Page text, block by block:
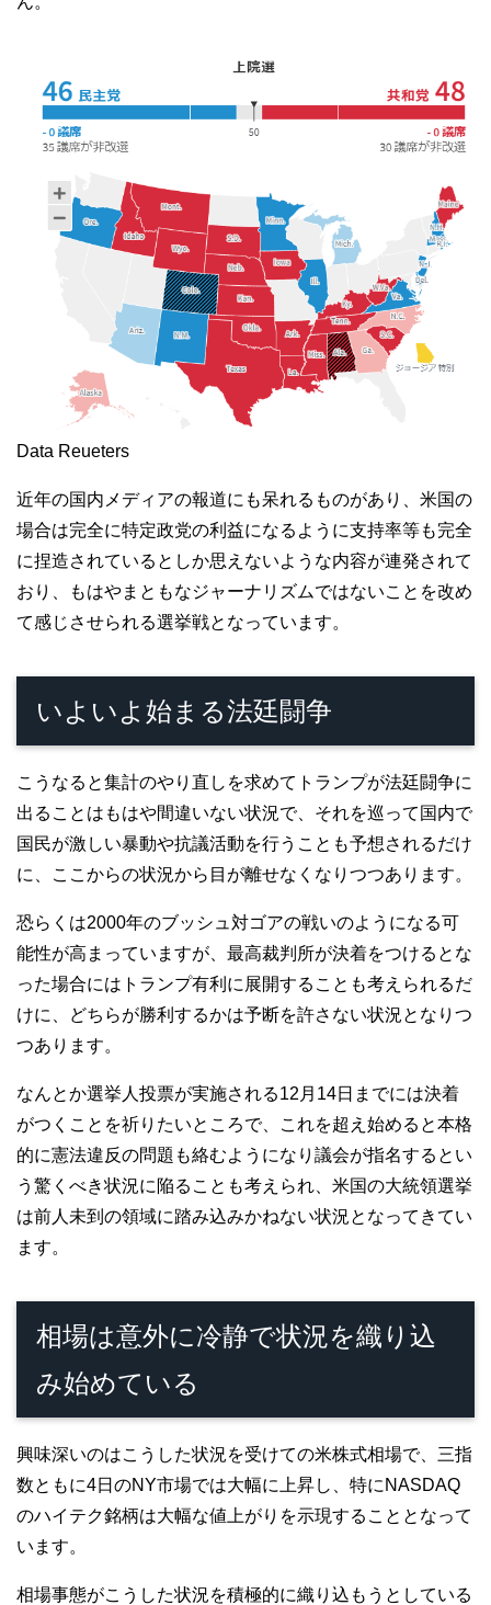
Data Reueters
近年の国内メディアの報道にも呆れるものがあり、米国の
場合は完全に特定政党の利益になるように支持率等も完全
に捏造されているとしか思えないような内容が連発されて
おり、もはやまともなジャーナリズムではないことを改め
て感じさせられる選挙戦となっています。
いよいよ始まる法廷闘争
こうなると集計のやり直しを求めてトランプが法廷闘争に
出ることはもはや間違いない状況で、それを巡って国内で
国民が激しい暴動や抗議活動を行うことも予想されるだけ
に、ここからの状況から目が離せなくなりつつあります。
恐らくは2000年のブッシュ対ゴアの戦いのようになる可
能性が高まっていますが、最高裁判所が決着をつけるとな
った場合にはトランプ有利に展開することも考えられるだ
けに、どちらが勝利するかは予断を許さない状況となりつ
つあります。
なんとか選挙人投票が実施される12月14日までには決着
がつくことを祈りたいところで、これを超え始めると本格
的に憲法違反の問題も絡むようになり議会が指名するとい
う驚くべき状況に陥ることも考えられ、米国の大統領選挙
は前人未到の領域に踏み込みかねない状況となってきてい
ます。
相場は意外に冷静で状況を織り込
み始めている
興味深いのはこうした状況を受けての米株式相場で、三指
数ともに4日のNY市場では大幅に上昇し、特にNASDAQ
のハイテク銘柄は大幅な値上がりを示現することとなって
います。
相場事態がこうした状況を積極的に織り込もうとしている